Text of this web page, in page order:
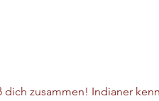
zusammen! Indianer